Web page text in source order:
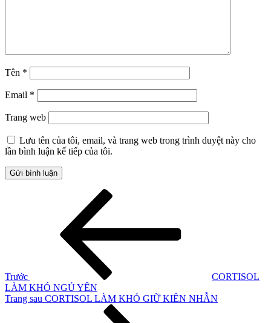
Tên *
Email *
Trang web
Lưu tên của tôi, email, và trang web trong trình duyệt này cho
lần bình luận kế tiếp của tôi.
Trước
CORTISOL
LÀM KHÓ NGỦ YÊN
Bài
Trang sau CORTISOL LÀM KHÓ GIỮ KIÊN NHẪN